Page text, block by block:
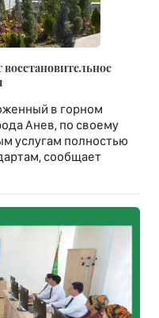
восстановительное
в горном
Анев, по своему
услугам полностью
сообщает